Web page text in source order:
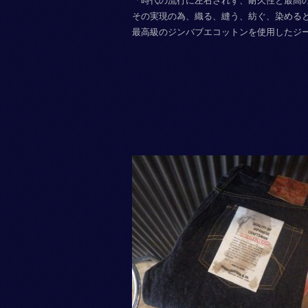
その実現の為、織る、縫う、紡ぐ、染める
最高級のジンバブエコットンを使用したジ